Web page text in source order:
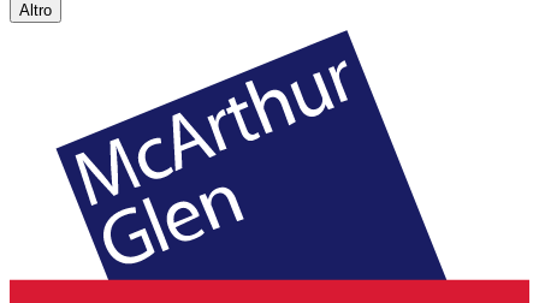
Altro